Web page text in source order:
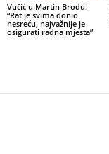
Vučić u Martin Brodu:
“Rat je svima donio
nesreću, najvažnije je
osigurati radna mjesta”